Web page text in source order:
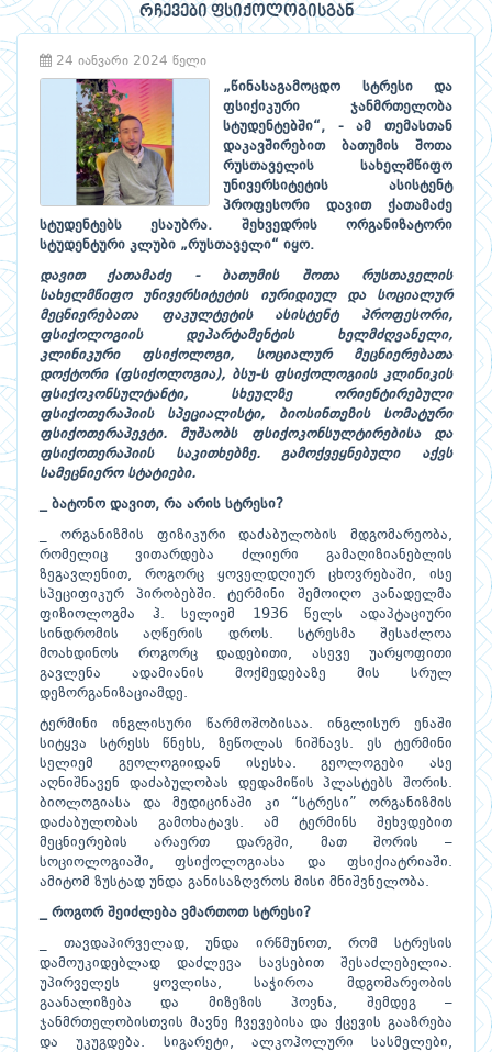
რჩევები ფსიქოლოგისგან
24 იანვარი 2024 წელი
„წინასაგამოცდო სტრესი
და
ფსიქიკური
ჯანმრთელობა
სტუდენტებში“, -ამ
თემასთან
დაკავშირებით
ბათუმის
შოთა
რუსთაველის
სახელმწიფო
უნივერსიტეტის
ასისტენტ
პროფესორი
დავით
ქათამაძე
სტუდენტებს
ესაუბრა. შეხვედრის
ორგანიზატორი
სტუდენტური კლუბი „რუსთაველი“ იყო.
დავით ქათამაძე- ბათუმის შოთა
რუსთაველის
სახელმწიფო
უნივერსიტეტის იურიდიულ და
სოციალურ
მეცნიერებათა
ფაკულტეტის ასისტენტ პროფესორი,
ფსიქოლოგიის
დეპარტამენტის ხელმძღვანელი,
კლინიკური
ფსიქოლოგი, სოციალურ
მეცნიერებათა
დოქტორი(ფსიქოლოგია), ბსუ-ს ფსიქოლოგიის კლინიკის
ფსიქოკონსულტანტი, სხეულზე
ორიენტირებული
ფსიქოთერაპიის
სპეციალისტი, ბიოსინთეზის
სომატური
ფსიქოთერაპევტი. მუშაობს ფსიქოკონსულტირებისა
და
ფსიქოთერაპიის
საკითხებზე.გამოქვეყნებული
აქვს
სამეცნიერო სტატიები.
ბატონო დავით, რა არის სტრესი?
ორგანიზმის ფიზიკური დაძაბულობის მდგომარეობა,
რომელიც ვითარდება ძლიერი გამაღიზიანებლის
ზეგავლენით, როგორც ყოველდღიურ ცხოვრებაში, ისე
სპეციფიკურ პირობებში. ტერმინი შემოიღო კანადელმა
ფიზიოლოგმა ჰ. სელიემ 1936 წელს ადაპტაციური
სინდრომის აღწერის დროს. სტრესმა შესაძლოა
მოახდინოს როგორც დადებითი, ასევე უარყოფითი
გავლენა ადამიანის მოქმედებაზე მის სრულ
დეზორგანიზაციამდე.
ტერმინი ინგლისური წარმოშობისაა. ინგლისურ ენაში
სიტყვა სტრესს წნეხს, ზეწოლას ნიშნავს. ეს ტერმინი
სელიემ გეოლოგიიდან ისესხა. გეოლოგები ასე
აღნიშნავენ დაძაბულობას დედამიწის პლასტებს შორის.
ბიოლოგიასა და მედიცინაში კი “სტრესი” ორგანიზმის
დაძაბულობას გამოხატავს. ამ ტერმინს შეხვდებით
მეცნიერების არაერთ დარგში, მათ შორის –
სოციოლოგიაში, ფსიქოლოგიასა და ფსიქიატრიაში.
ამიტომ ზუსტად უნდა განისაზღვროს მისი მნიშვნელობა.
როგორ შეიძლება ვმართოთ სტრესი?
_ თავდაპირველად, უნდა ირწმუნოთ, რომ სტრესის
დამოუკიდებლად დაძლევა სავსებით შესაძლებელია.
უპირველეს ყოვლისა, საჭიროა მდგომარეობის
გაანალიზება და მიზეზის პოვნა, შემდეგ –
ჯანმრთელობისთვის მავნე ჩვევებისა და ქცევის გააზრება
და უკუგდება. სიგარეტი, ალკოჰოლური სასმელები,